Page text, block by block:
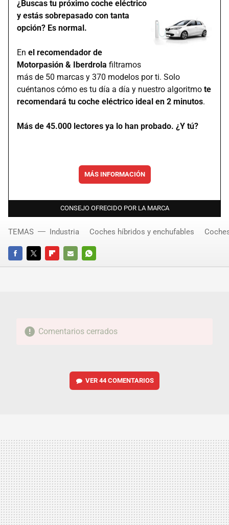
¿Buscas tu próximo coche eléctrico
y estás sobrepasado con tanta
opción? Es normal.
En el recomendador de
Motorpasión & Iberdrola filtramos
más de 50 marcas y 370 modelos por ti. Solo
cuéntanos cómo es tu día a día y nuestro algoritmo te
recomendará tu coche eléctrico ideal en 2 minutos.
Más de 45.000 lectores ya lo han probado. ¿Y tú?
MÁS INFORMACIÓN
CONSEJO OFRECIDO POR LA MARCA
FACEBOOKTWITTERFLIPBOARD
E-
WHATSAPP
TEMAS Industria Coches híbridos y enchufables
Comentarios cerrados
VER 44 COMENTARIOS